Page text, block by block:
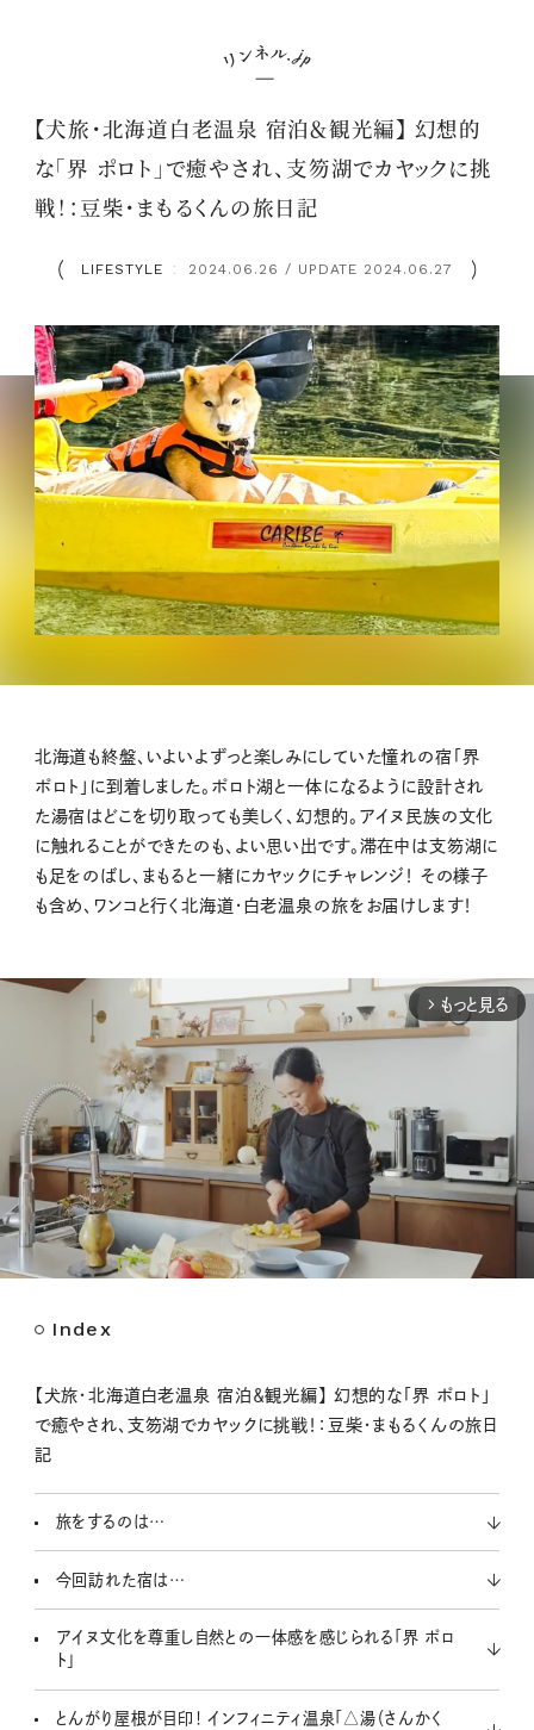
【犬旅・北海道白老温泉 宿泊＆観光編】 幻想的
な「界 ポロト」で癒やされ、支笏湖でカヤックに挑
戦！：豆柴・まもるくんの旅日記
LIFESTYLE ： 2024.06.26 / UPDATE 2024.06.27
北海道も終盤、いよいよずっと楽しみにしていた憧れの宿「界
ポロト」に到着しました。ポロト湖と一体になるように設計され
た湯宿はどこを切り取っても美しく、幻想的。アイヌ民族の文化
に触れることができたのも、よい思い出です。滞在中は支笏湖に
も足をのばし、まもると一緒にカヤックにチャレンジ！ その様子
も含め、ワンコと行く北海道・白老温泉の旅をお届けします！
arrow_forward_ios もっと見る
t
Index
【犬旅・北海道白老温泉 宿泊＆観光編】 幻想的な「界 ポロト」
で癒やされ、支笏湖でカヤックに挑戦！：豆柴・まもるくんの旅日
記
旅をするのは…
今回訪れた宿は…
アイヌ文化を尊重し自然との一体感を感じられる「界 ポロ
ト」
とんがり屋根が目印！ インフィニティ温泉「△湯（さんかく